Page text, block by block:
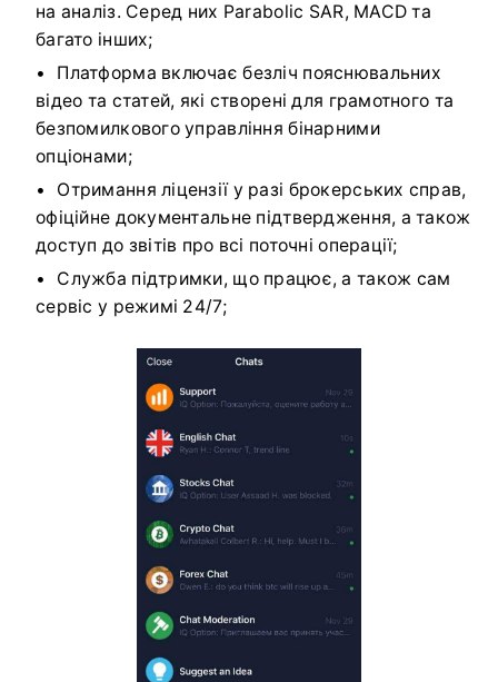
на аналіз. Серед них Parabolic SAR, MACD та
багато інших;
Платформа включає безліч пояснювальних
відео та статей, які створені для грамотного та
безпомилкового управління бінарними
опціонами;
Отримання ліцензії у разі брокерських справ,
офіційне документальне підтвердження, а також
доступ до звітів про всі поточні операції;
Служба підтримки, що працює, а також сам
сервіс у режимі 24/7;